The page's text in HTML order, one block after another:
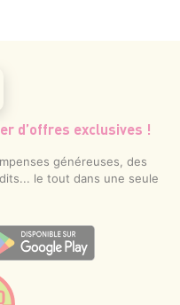
d’offres exclusives !
généreuses, des
le tout dans une seule